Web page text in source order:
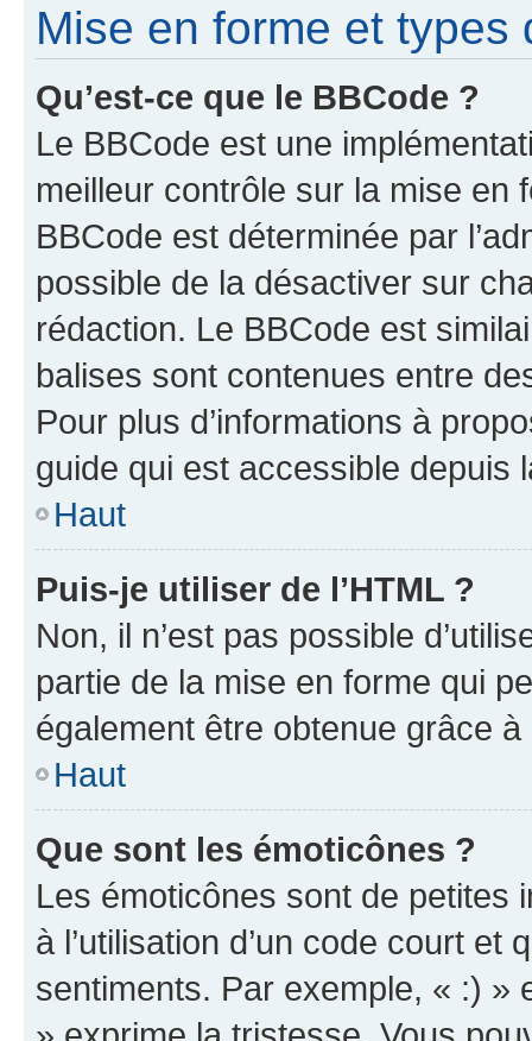
Mise en forme et types
Qu’est-ce que le BBCode ?
Le BBCode est une
meilleur contrôle sur la mise en
BBCode est déterminée par
possible de la désactiver sur
rédaction. Le BBCode est
balises sont contenues entre
Pour plus d’informations à
guide qui est accessible depuis
Haut
Puis-je utiliser de l’HTML ?
Non, il n’est pas possible
partie de la mise en forme qui
également être obtenue grâce à
Haut
Que sont les émoticônes ?
Les émoticônes sont de petites
à l’utilisation d’un code court et
sentiments. Par exemple, « :) »